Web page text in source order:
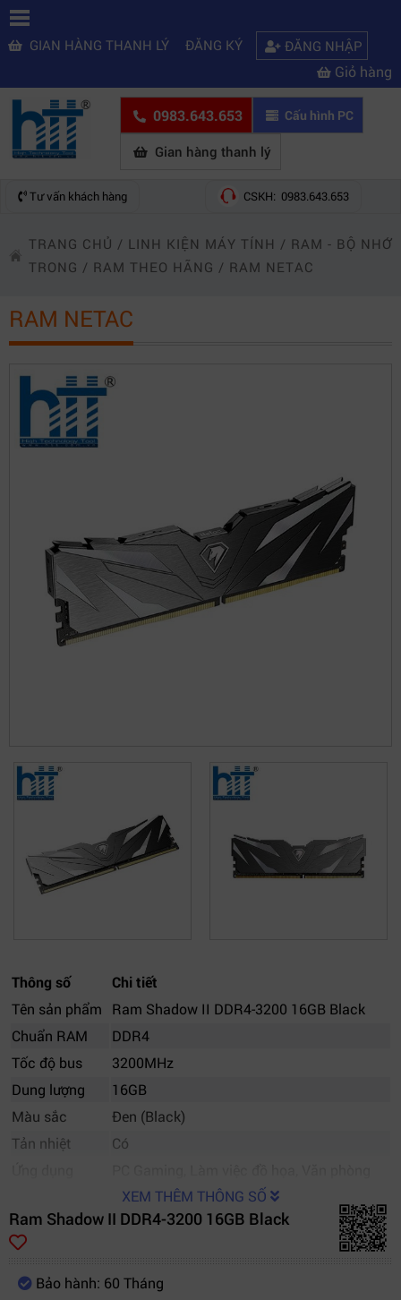
GIAN HÀNG THANH LÝ ĐĂNG KÝ ĐĂNG NHẬP
Giỏ hàng
0983.643.653 Cấu hình PC
Gian hàng thanh lý
Tư vấn khách hàng CSKH: 0983.643.653
TRANG CHỦ / LINH KIỆN MÁY TÍNH / RAM - BỘ NHỚ
TRONG / RAM THEO HÃNG / RAM NETAC
RAM NETAC
Thông số
Chi tiết
Tên sản phẩm
Ram Shadow II DDR4-3200 16GB Black
Chuẩn RAM
DDR4
Tốc độ bus
3200MHz
Dung lượng
16GB
Màu sắc
Đen (Black)
Tản nhiệt
Có
XEM THÊM THÔNG SỐ
Ram Shadow II DDR4-3200 16GB Black
Bảo hành: 60 Tháng